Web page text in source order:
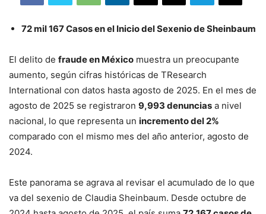
72 mil 167 Casos en el Inicio del Sexenio de Sheinbaum
El delito de fraude en México muestra un preocupante
aumento, según cifras históricas de TResearch
International con datos hasta agosto de 2025. En el mes de
agosto de 2025 se registraron 9,993 denuncias a nivel
nacional, lo que representa un incremento del 2%
comparado con el mismo mes del año anterior, agosto de
2024.
Este panorama se agrava al revisar el acumulado de lo que
va del sexenio de Claudia Sheinbaum. Desde octubre de